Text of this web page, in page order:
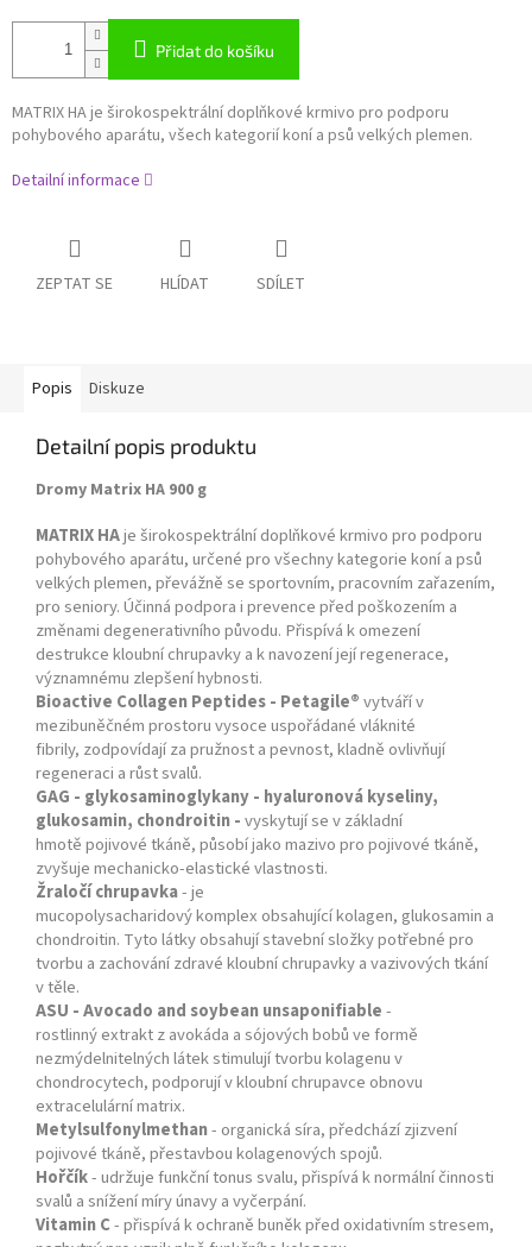
Přidat do košíku
MATRIX HA je širokospektrální doplňkové krmivo pro podporu
pohybového aparátu, všech kategorií koní a psů velkých plemen.
Detailní informace
ZEPTAT SE HLÍDAT SDÍLET
Popis Diskuze
Detailní popis produktu
Dromy Matrix HA 900 g
MATRIX HAje širokospektrální doplňkové krmivo pro podporu
pohybového aparátu, určené pro všechny kategorie koní a psů
velkých plemen, převážně se sportovním, pracovním zařazením,
pro seniory. Účinná podpora i prevence před poškozením a
změnamidegenerativníhopůvodu. Přispívá k omezení
destrukce kloubníchrupavkya k navození jejíregenerace,
významnému zlepšení hybnosti.
Bioactive Collagen Peptides - Petagile®vytváří v
mezibuněčném prostoru vysoce uspořádané vláknité
fibrily, zodpovídají za pružnost a pevnost, kladně ovlivňují
regeneraci a růst svalů.
GAG - glykosaminoglykany - hyaluronová kyseliny,
glukosamin, chondroitin -vyskytují se v základní
hmotě pojivové tkáně, působí jako mazivo pro pojivové tkáně,
zvyšuje mechanicko-elastické vlastnosti.
Žraločí chrupavka- je
mucopolysacharidovýkomplexobsahujícíkolagen, glukosamin a
chondroitin. Tyto látky obsahují stavební složky potřebné pro
tvorbu a zachování zdravé kloubní chrupavky a vazivových tkání
v těle.
ASU - Avocado and soybean unsaponifiable-
rostlinnýextraktz avokáda a sójových bobů ve formě
nezmýdelnitelných látek stimulují tvorbu kolagenu v
chondrocytech, podporují v kloubní chrupavce obnovu
extracelulární matrix.
Metylsulfonylmethan- organická síra, předchází zjizvení
pojivové tkáně, přestavbou kolagenových spojů.
Hořčík- udržuje funkční tonus svalu, přispívá k normální činnosti
svalů a snížení míry únavy a vyčerpání.
Vitamin C- přispívá k ochraně buněk předoxidativnímstresem,